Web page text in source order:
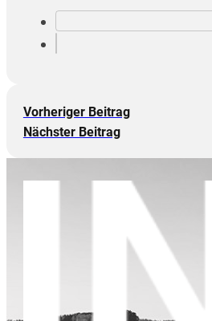
Vorheriger Beitrag
Nächster Beitrag